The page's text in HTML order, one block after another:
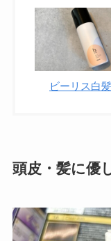
ビーリス白
頭皮・髪に優